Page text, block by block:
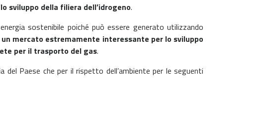
sviluppo della filiera dell’idrogeno.
sostenibile poiché può essere generato utilizzando
mercato estremamente interessante per lo sviluppo
per il trasporto del gas.
del Paese che per il rispetto dell’ambiente per le seguenti